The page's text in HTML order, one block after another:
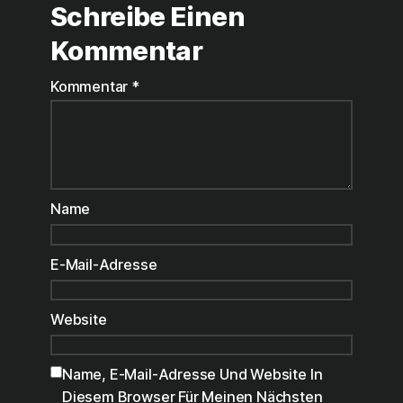
Schreibe Einen
Kommentar
Kommentar *
Name
E-Mail-Adresse
Website
Name, E-Mail-Adresse Und Website In
Diesem Browser Für Meinen Nächsten